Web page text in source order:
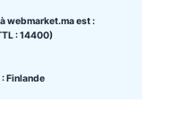
webmarket.ma est :
: 14400)
Finlande